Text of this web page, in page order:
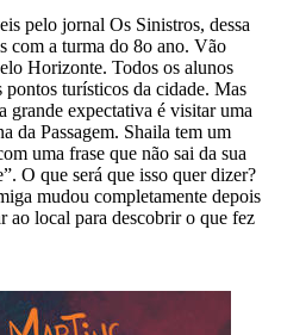
pelo jornal Os Sinistros, dessa
com a turma do 8o ano. Vão
Horizonte. Todos os alunos
pontos turísticos da cidade. Mas
grande expectativa é visitar uma
da Passagem. Shaila tem um
uma frase que não sai da sua
O que será que isso quer dizer?
mudou completamente depois
ao local para descobrir o que fez